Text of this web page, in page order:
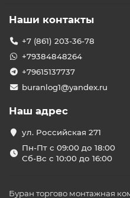
Наши контакты
+7 (861) 203-36-78
+79384848264
+79615137737
buranlog1@yandex.ru
Наш адрес
ул. Российская 271
Пн-Пт с 09:00 до 18:00
Сб-Вс с 10:00 до 16:00
Буран торгово монтажная